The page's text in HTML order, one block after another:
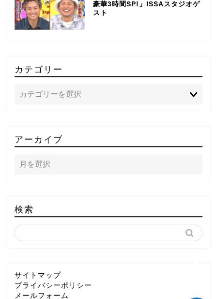
豪華3時間SP!」ISSAスタジオゲ
スト
カテゴリー
アーカイブ
検索
サイトマップ
プライバシーポリシー
メールフォーム
～DA PUMP YORIの晴れ
ばれラジオ～